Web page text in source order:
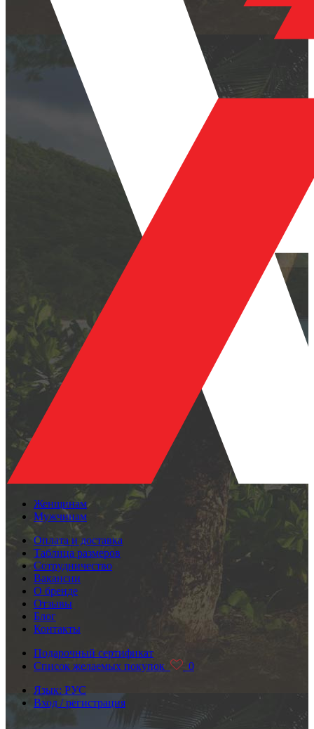
Женщинам
Мужчинам
Оплата и доставка
Таблица размеров
Сотрудничество
Вакансии
О бренде
Отзывы
Блог
Контакты
Подарочный сертификат
Список желаемых покупок
0
Язык: РУС
Вход / регистрация